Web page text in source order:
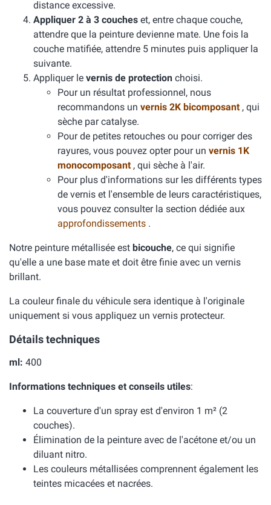
distance excessive.
Appliquer 2 à 3 couches et, entre chaque couche,
attendre que la peinture devienne mate. Une fois la
couche matifiée, attendre 5 minutes puis appliquer la
suivante.
Appliquer le vernis de protection choisi.
Pour un résultat professionnel, nous
recommandons un vernis 2K bicomposant , qui
sèche par catalyse.
Pour de petites retouches ou pour corriger des
rayures, vous pouvez opter pour un vernis 1K
monocomposant , qui sèche à l'air.
Pour plus d'informations sur les différents types
de vernis et l'ensemble de leurs caractéristiques,
vous pouvez consulter la section dédiée aux
approfondissements .
Notre peinture métallisée est bicouche, ce qui signifie
qu'elle a une base mate et doit être finie avec un vernis
brillant.
La couleur finale du véhicule sera identique à l'originale
uniquement si vous appliquez un vernis protecteur.
Détails techniques
ml: 400
Informations techniques et conseils utiles:
La couverture d'un spray est d'environ 1 m² (2
couches).
Élimination de la peinture avec de l'acétone et/ou un
diluant nitro.
Les couleurs métallisées comprennent également les
teintes micacées et nacrées.